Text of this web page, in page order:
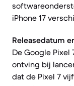
iPhone 17
Releasedatum
De Google
ontving bij
dat de Pixel 7